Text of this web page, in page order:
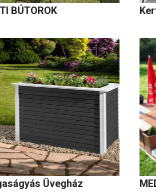
BÚTOROK
Üvegház